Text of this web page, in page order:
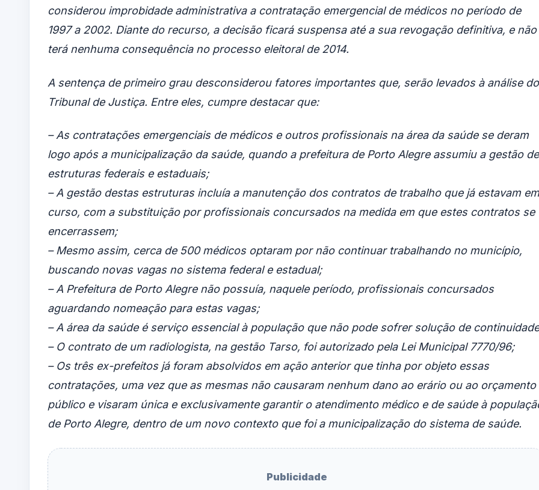
considerou improbidade administrativa a contratação emergencial de médicos no período de
1997 a 2002. Diante do recurso, a decisão ficará suspensa até a sua revogação definitiva, e não
terá nenhuma consequência no processo eleitoral de 2014.
A sentença de primeiro grau desconsiderou fatores importantes que, serão levados à análise do
Tribunal de Justiça. Entre eles, cumpre destacar que:
– As contratações emergenciais de médicos e outros profissionais na área da saúde se deram
logo após a municipalização da saúde, quando a prefeitura de Porto Alegre assumiu a gestão de
estruturas federais e estaduais;
– A gestão destas estruturas incluía a manutenção dos contratos de trabalho que já estavam em
curso, com a substituição por profissionais concursados na medida em que estes contratos se
encerrassem;
– Mesmo assim, cerca de 500 médicos optaram por não continuar trabalhando no município,
buscando novas vagas no sistema federal e estadual;
– A Prefeitura de Porto Alegre não possuía, naquele período, profissionais concursados
aguardando nomeação para estas vagas;
– A área da saúde é serviço essencial à população que não pode sofrer solução de
– O contrato de um radiologista, na gestão Tarso, foi autorizado pela Lei Municipal 7770/96;
– Os três ex-prefeitos já foram absolvidos em ação anterior que tinha por objeto essas
contratações, uma vez que as mesmas não causaram nenhum dano ao erário ou ao orçamento
público e visaram única e exclusivamente garantir o atendimento médico e de saúde à
de Porto Alegre, dentro de um novo contexto que foi a municipalização do sistema de saúde.
Publicidade